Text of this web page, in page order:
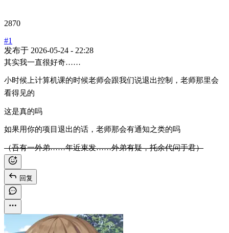
2870
#1
发布于 2026-05-24 - 22:28
其实我一直很好奇……
小时候上计算机课的时候老师会跟我们说退出控制，老师那里会
看得见的
这是真的吗
如果用你的项目退出的话，老师那会有通知之类的吗
（吾有一外弟……年近束发……外弟有疑，托余代问于君）
回复